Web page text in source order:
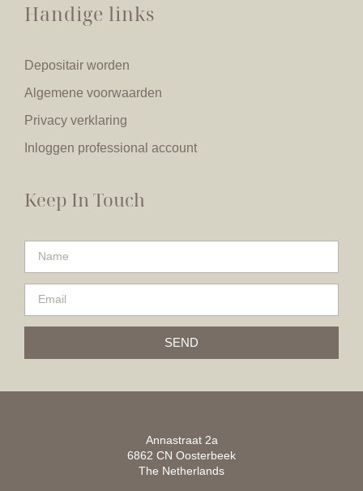
Handige links
Depositair worden
Algemene voorwaarden
Privacy verklaring
Inloggen professional account
Keep In Touch
SEND
Annastraat 2a
6862 CN Oosterbeek
The Netherlands